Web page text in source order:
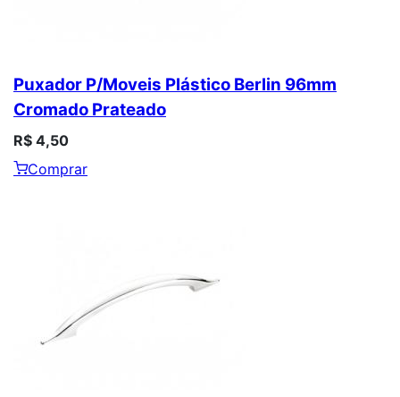
Puxador P/Moveis Plástico Berlin 96mm
Cromado Prateado
R$ 4,50
Comprar